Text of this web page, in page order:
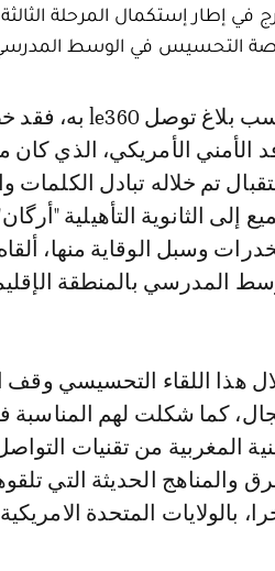
إطار إستكمال المرحلة
خاصة التحسيس في الوسط
الأمني الأمريكي، الذي كان
تم خلاله تبادل الكلمات
إلى الثانوية
وسبل الوقاية منها،
المدرسي بالمنطقة
هذا اللقاء التحسيسي وقف
كما شكلت لهم المناسبة
المغربية من تقنيات
والمناهج الحديثة التي
بالولايات المتحدة